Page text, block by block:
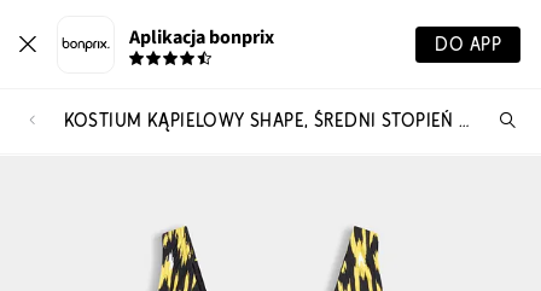
Aplikacja bonprix DO APP
KOSTIUM KĄPIELOWY SHAPE, ŚREDNI STOPIEŃ MODELOWANIA SYLWETKI, NA SZEROKICH RAMIĄCZKACH